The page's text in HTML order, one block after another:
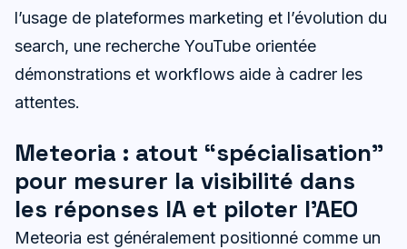
l’usage de plateformes marketing et l’évolution du
search, une recherche YouTube orientée
démonstrations et workflows aide à cadrer les
attentes.
Meteoria : atout “spécialisation”
pour mesurer la visibilité dans
les réponses IA et piloter l’AEO
Meteoria est généralement positionné comme un